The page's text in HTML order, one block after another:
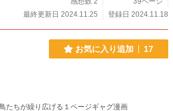
最終更新日 2024.11.25
登録日 2024.11.18
お気に入り追加 17
たちが繰り広げる１ページギャグ漫画